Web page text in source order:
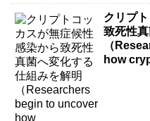
クリプ
致死性
（
how